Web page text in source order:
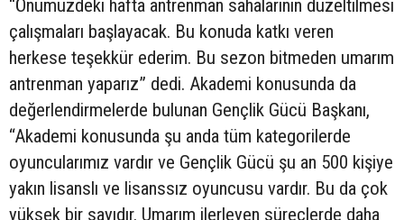
“Önümüzdeki hafta antrenman sahalarının düzeltilmesi
çalışmaları başlayacak. Bu konuda katkı veren
herkese teşekkür ederim. Bu sezon bitmeden umarım
antrenman yaparız” dedi. Akademi konusunda da
değerlendirmelerde bulunan Gençlik Gücü Başkanı,
“Akademi konusunda şu anda tüm kategorilerde
oyuncularımız vardır ve Gençlik Gücü şu an 500 kişiye
yakın lisanslı ve lisanssız oyuncusu vardır. Bu da çok
yüksek bir sayıdır. Umarım ilerleyen süreçlerde daha